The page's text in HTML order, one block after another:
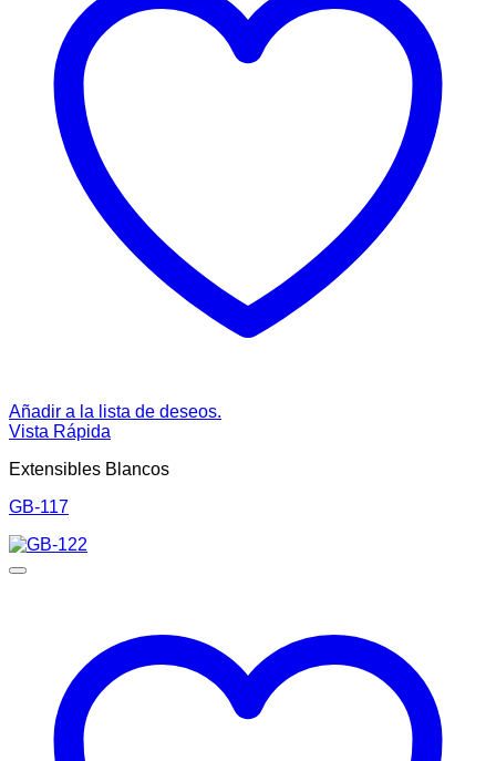
Añadir a la lista de deseos.
Vista Rápida
Extensibles Blancos
GB-117